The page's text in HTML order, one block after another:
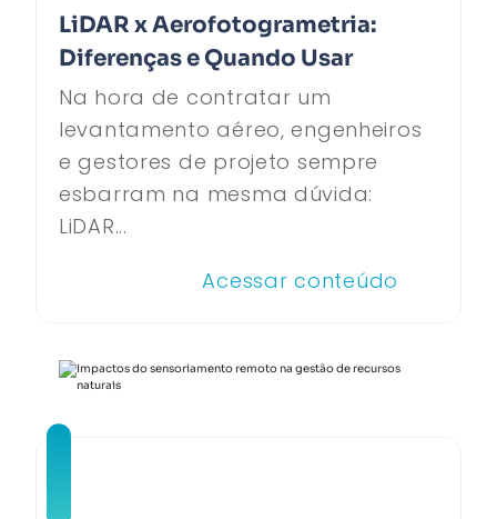
LiDAR x Aerofotogrametria:
Diferenças e Quando Usar
Na hora de contratar um
levantamento aéreo, engenheiros
e gestores de projeto sempre
esbarram na mesma dúvida:
LiDAR...
Acessar conteúdo